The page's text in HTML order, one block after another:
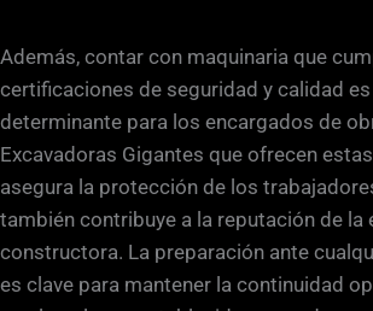
Además, contar con maquinaria que
certificaciones de seguridad y calidad
determinante para los encargados de
Excavadoras Gigantes que ofrecen
asegura la protección de los
también contribuye a la reputación de la
constructora. La preparación ante
es clave para mantener la continuidad